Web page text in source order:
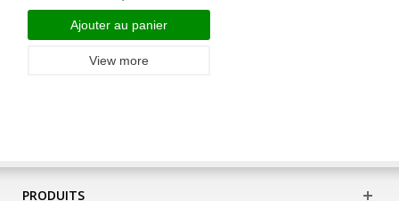
Ajouter au panier
View more
PRODUITS